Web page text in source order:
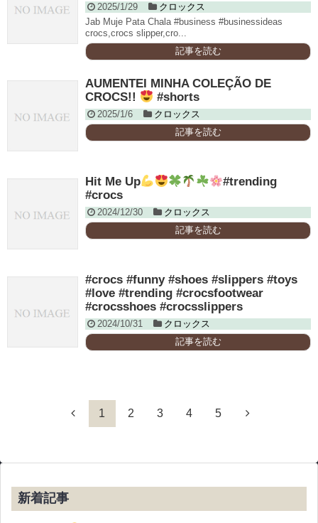
2025/1/29
クロックス
Jab Muje Pata Chala #business #businessideas
crocs,crocs slipper,cro...
記事を読む
AUMENTEI MINHA COLEÇÃO DE
CROCS!!
#shorts
2025/1/6
クロックス
記事を読む
Hit Me Up
#trending
#crocs
2024/12/30
クロックス
記事を読む
#crocs #funny #shoes #slippers #toys
#love #trending #crocsfootwear
#crocsshoes #crocsslippers
2024/10/31
クロックス
記事を読む
1 2 3 4 5
新着記事